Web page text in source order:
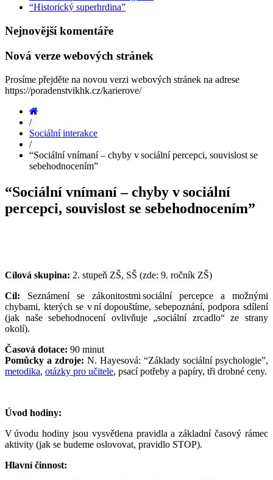
“Historický superhrdina”
Nejnovější komentáře
Nová verze webových stránek
Prosíme přejděte na novou verzi webových stránek na adrese
https://poradenstvikhk.cz/karierove/
/
Sociální interakce
/
“Sociální vnímaní – chyby v sociální percepci, souvislost se
sebehodnocením”
“Sociální vnímaní – chyby v sociální
percepci, souvislost se sebehodnocením”
Cílová skupina: 2. stupeň ZŠ, SŠ (zde: 9. ročník ZŠ)
Cíl: Seznámení se zákonitostmi sociální percepce a možnými
chybami, kterých se v ní dopouštíme, sebepoznání, podpora sdílení
(jak naše sebehodnocení ovlivňuje „sociální zrcadlo“ ze strany
okolí).
Časová dotace: 90 minut
Pomůcky a zdroje: N. Hayesová: “Základy sociální psychologie”,
metodika, otázky pro učitele, psací potřeby a papíry, tři drobné ceny.
Úvod hodiny:
V úvodu hodiny jsou vysvětlena pravidla a základní časový rámec
aktivity (jak se budeme oslovovat, pravidlo STOP).
Hlavní činnost: